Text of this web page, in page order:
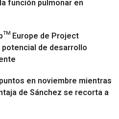
función pulmonar en
Europe de Project
de desarrollo
en noviembre mientras
de Sánchez se recorta a